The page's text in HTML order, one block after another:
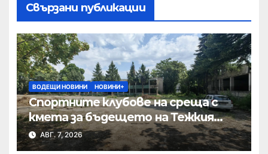
Свързани публикации
ВОДЕЩИ НОВИНИ НОВИНИ+
Спортните клубове на среща с
кмета за бъдещето на Тежкия
полк
АВГ. 7, 2026